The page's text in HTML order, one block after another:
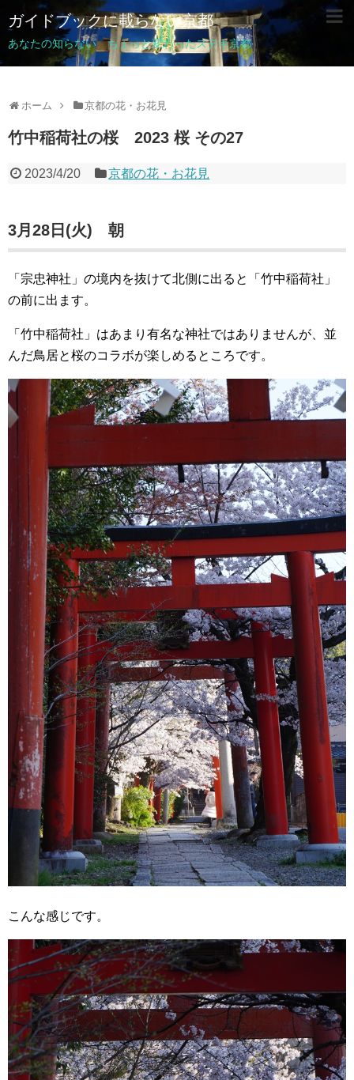
ガイドブックに載らない京都
あなたの知らない ちょっと変わったステキ京都
ホーム 京都の花・お花見
竹中稲荷社の桜 2023 桜 その27
2023/4/20 京都の花・お花見
3月28日(火) 朝
「宗忠神社」の境内を抜けて北側に出ると「竹中稲荷社」
の前に出ます。
「竹中稲荷社」はあまり有名な神社ではありませんが、並
んだ鳥居と桜のコラボが楽しめるところです。
こんな感じです。